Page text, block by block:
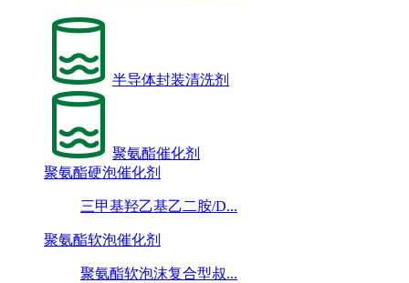
半导体封装清洗剂
聚氨酯催化剂
聚氨酯硬泡催化剂
三甲基羟乙基乙二胺/D...
聚氨酯软泡催化剂
聚氨酯软泡沫复合型叔...